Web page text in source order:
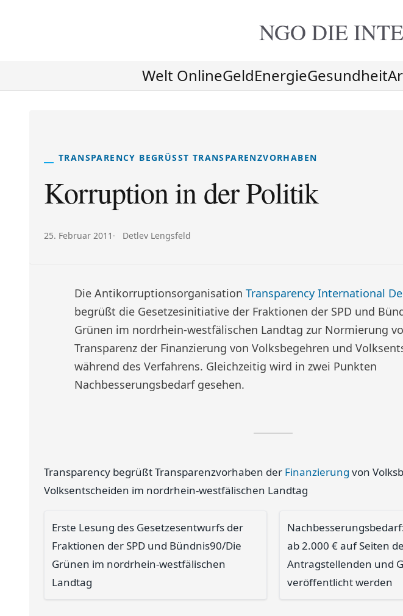
NGO DIE
Welt OnlineGeldEnergieGesundheit
TRANSPARENCY BEGRÜSST TRANSPARENZVORHABEN
Korruption in der Politik
Veröffentlicht am:
25. Februar 2011 Autor:
Detlev Lengsfeld
Die Antikorruptionsorganisation Transparency International
begrüßt die Gesetzesinitiative der Fraktionen der SPD und
Grünen im nordrhein-westfälischen Landtag zur Normierung
Transparenz der Finanzierung von Volksbegehren und
während des Verfahrens. Gleichzeitig wird in zwei Punkten
Nachbesserungsbedarf gesehen.
Transparency begrüßt Transparenzvorhaben der Finanzierung von
Volksentscheiden im nordrhein-westfälischen Landtag
Erste Lesung des Gesetzesentwurfs der
Fraktionen der SPD und Bündnis90/Die
Grünen im nordrhein-westfälischen
Landtag
ab 2.000 € auf Seiten
Antragstellenden und
veröffentlicht werden